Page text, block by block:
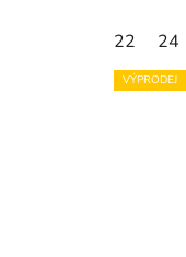
22 24
VÝPRODEJ